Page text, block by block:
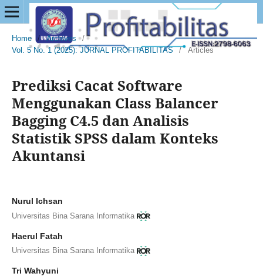
Home / Archives
/
Vol. 5 No. 1 (2025): JURNAL PROFITABILITAS
/ Articles
Prediksi Cacat Software
Menggunakan Class Balancer
Bagging C4.5 dan Analisis
Statistik SPSS dalam Konteks
Akuntansi
Nurul Ichsan
Universitas Bina Sarana Informatika
Haerul Fatah
Universitas Bina Sarana Informatika
Tri Wahyuni